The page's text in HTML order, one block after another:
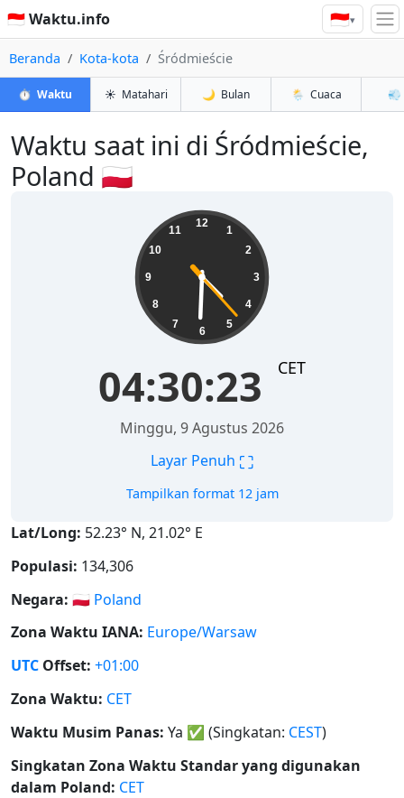
🇮🇩 Waktu.info 🇮🇩▾
Beranda Kota-kota Śródmieście
⏱️ Waktu ☀️ Matahari 🌙 Bulan 🌦️ Cuaca 💨
Waktu saat ini di Śródmieście,
Poland 🇵🇱
12
1
2
3
4
5
6
7
8
9
10
11
04:30:23 CET
Minggu, 9 Agustus 2026
Layar Penuh ⛶
Tampilkan format 12 jam
Lat/Long: 52.23° N, 21.02° E
Populasi: 134,306
Negara: 🇵🇱 Poland
Zona Waktu IANA: Europe/Warsaw
UTC Offset: +01:00
Zona Waktu: CET
Waktu Musim Panas: Ya ✅ (Singkatan: CEST)
Singkatan Zona Waktu Standar yang digunakan
dalam Poland: CET